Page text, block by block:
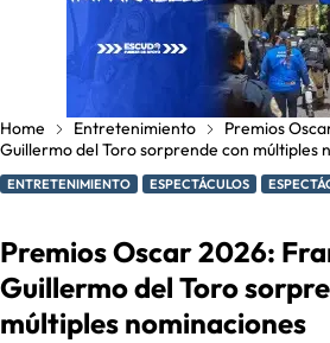
Home Entretenimiento
Premios
Guillermo del Toro sorprende con múltiples
ENTRETENIMIENTO ESPECTÁCULOS
Premios Oscar 2026:
Guillermo del Toro
múltiples nominaciones